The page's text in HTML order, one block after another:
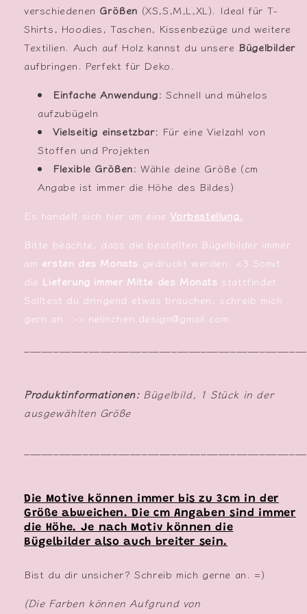
verschiedenen Größen (XS,S,M,L,XL). Ideal für T-
Shirts, Hoodies, Taschen, Kissenbezüge und weitere
Textilien. Auch auf Holz kannst du unsere Bügelbilder
aufbringen. Perfekt für Deko.
Einfache Anwendung: Schnell und mühelos
aufzubügeln
Vielseitig einsetzbar: Für eine Vielzahl von
Stoffen und Projekten
Flexible Größen: Wähle deine Größe (cm
Angabe ist immer die Höhe des Bildes)
Es handelt sich hier um eine Vorbestellung.
Bitte beachte, dass die bestellten Bügelbilder immer
am ersten des Monats gedruckt werden. <3 Somit
die Lieferung immer Mitte des Monats stattfindet.
Solltest du dringend etwas brauchen, schreib mich
gern an. -> nelinchen.design@gmail.com
Produktinformationen:Bügelbild, 1 Stück in der
ausgewählten Größe
Die Motive können immer bis zu 3cm in der
Größe abweichen. Die cm Angaben sind immer
die Höhe. Je nach Motiv können die
Bügelbilder also auch breiter sein.
Bist du dir unsicher? Schreib mich gerne an. =)
(Die Farben können Aufgrund von